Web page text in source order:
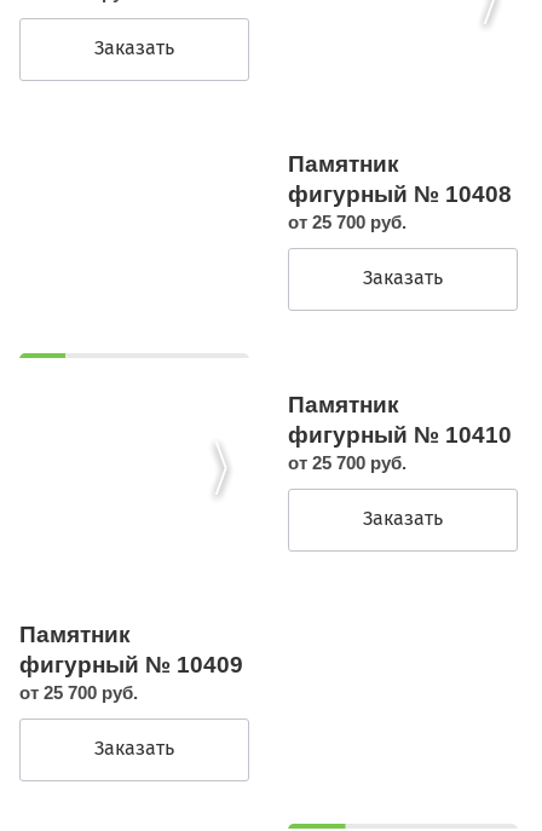
Заказать
Памятник
фигурный № 10408
от 25 700 руб.
Заказать
Памятник
фигурный № 10409
от 25 700 руб.
Заказать
Памятник
фигурный № 10410
от 25 700 руб.
Заказать